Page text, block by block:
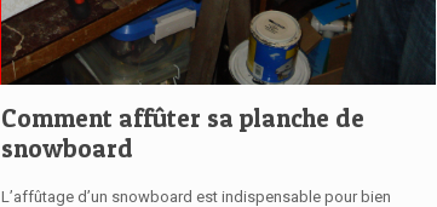
Comment affûter sa planche de
snowboard
L’affûtage d’un snowboard est indispensable pour bien